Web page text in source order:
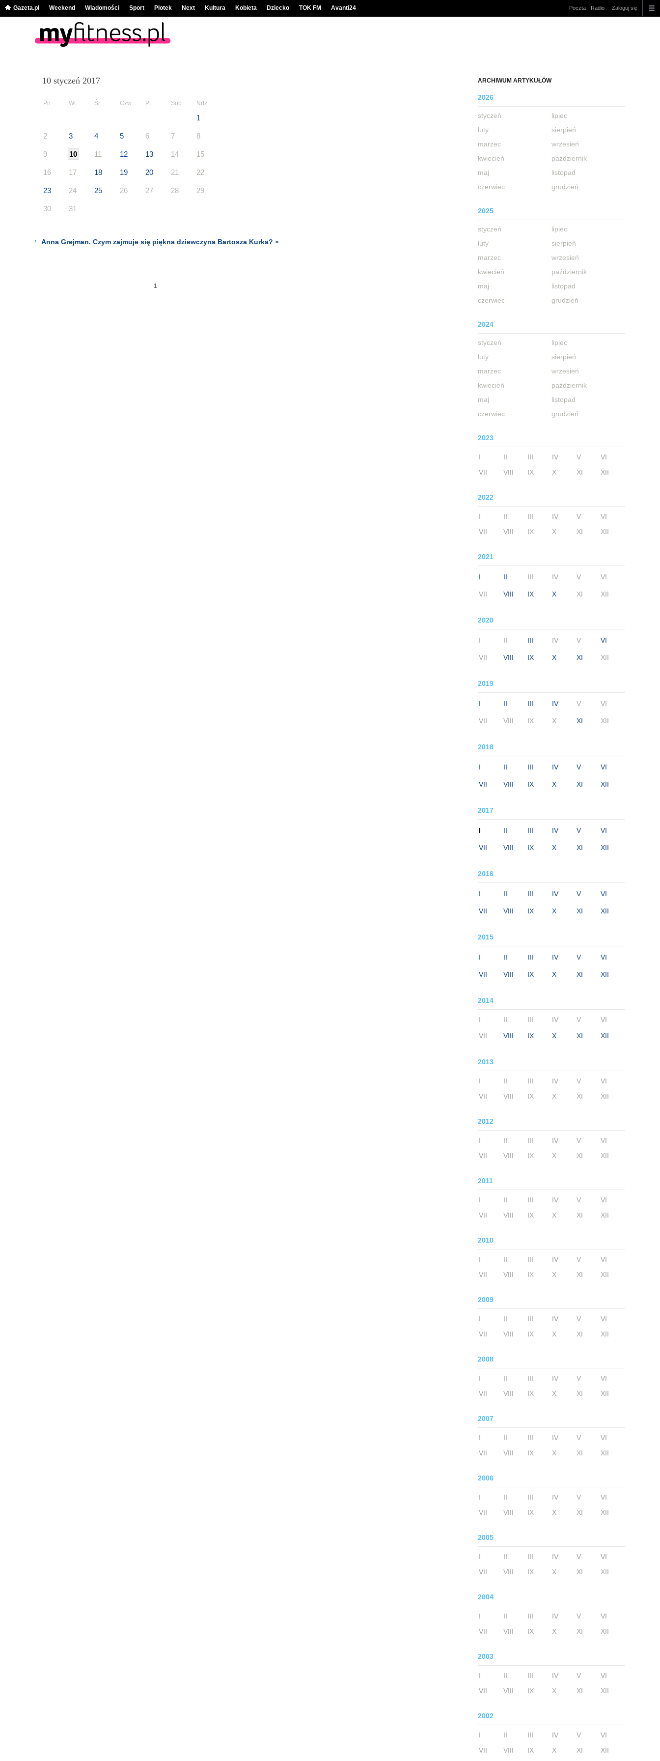
Gazeta.pl Weekend Wiadomości Sport Plotek Next Kultura Kobieta Dziecko TOK FM Avanti24 Poczta Radio Zaloguj się
ARCHIWUM ARTYKUŁÓW
2026
styczeń
luty
marzec
kwiecień
maj
czerwiec
lipiec
sierpień
wrzesień
październik
listopad
grudzień
2025
styczeń
luty
marzec
kwiecień
maj
czerwiec
lipiec
sierpień
wrzesień
październik
listopad
grudzień
2024
styczeń
luty
marzec
kwiecień
maj
czerwiec
lipiec
sierpień
wrzesień
październik
listopad
grudzień
2023
I II III IV V
VI
VII
VIII IX X XI XII
2022
I II III IV V
VI
VII
VIII IX X XI XII
2021
I II III IV V VI
VII VIII IX X XI XII
2020
I II III IV V VI
VII VIII IX X XI XII
2019
I II III IV V VI
VII VIII IX X XI XII
2018
I II III IV V VI
VII VIII IX X XI XII
2017
I II III IV V VI
VII VIII IX X XI XII
2016
I II III IV V VI
VII VIII IX X XI XII
2015
I II III IV V VI
VII VIII IX X XI XII
2014
I II III IV V VI
VII VIII IX X XI XII
2013
I II III IV V
VI
VII
VIII IX X XI XII
2012
I II III IV V
VI
VII
VIII IX X XI XII
2011
I II III IV V
VI
VII
VIII IX X XI XII
2010
I II III IV V
VI
VII
VIII IX X XI XII
2009
I II III IV V
VI
VII
VIII IX X XI XII
2008
I II III IV V
VI
VII
VIII IX X XI XII
2007
I II III IV V
VI
VII
VIII IX X XI XII
2006
I II III IV V
VI
VII
VIII IX X XI XII
2005
I II III IV V
VI
VII
VIII IX X XI XII
2004
I II III IV V
VI
VII
VIII IX X XI XII
2003
I II III IV V
VI
VII
VIII IX X XI XII
2002
I II III IV V
VI
VII
VIII IX X XI XII
10 styczeń 2017
Pn Wt Śr Czw Pt Sob Ndz
1
2 3 4 5 6 7 8
9 10 11 12 13 14 15
16 17 18 19 20 21 22
23 24 25 26 27 28 29
30 31
Anna Grejman. Czym zajmuje się piękna dziewczyna Bartosza Kurka? »
1